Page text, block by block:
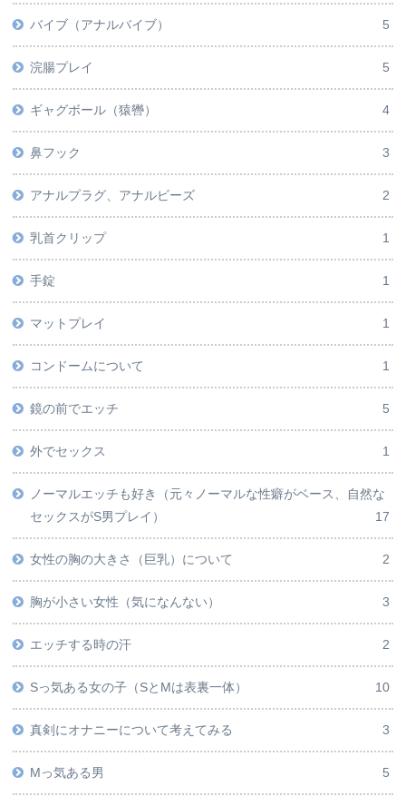
バイブ（アナルバイブ） 5
浣腸プレイ 5
ギャグボール（猿轡） 4
鼻フック 3
アナルプラグ、アナルビーズ 2
乳首クリップ 1
手錠 1
マットプレイ 1
コンドームについて 1
鏡の前でエッチ 5
外でセックス 1
ノーマルエッチも好き（元々ノーマルな性癖がベース、自然な
セックスがS男プレイ）
17
女性の胸の大きさ（巨乳）について 2
胸が小さい女性（気になんない） 3
エッチする時の汗 2
Sっ気ある女の子（SとMは表裏一体） 10
真剣にオナニーについて考えてみる 3
Mっ気ある男 5